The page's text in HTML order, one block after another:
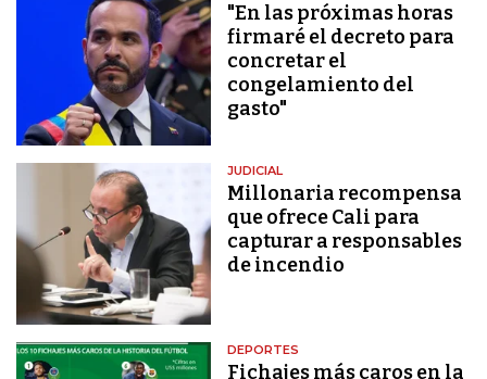
"En las próximas horas
firmaré el decreto para
concretar el
congelamiento del
gasto"
JUDICIAL
Millonaria recompensa
que ofrece Cali para
capturar a responsables
de incendio
DEPORTES
Fichajes más caros en la